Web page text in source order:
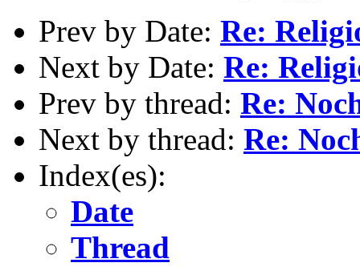
Prev by Date: Re:
Next by Date: Re:
Prev by thread: Re:
Next by thread: Re:
Index(es):
Date
Thread